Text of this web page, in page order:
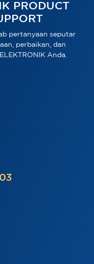
PRODUCT
pertanyaan seputar
perbaikan, dan
Anda.